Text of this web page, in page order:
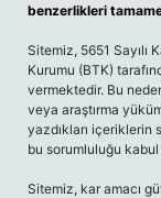
benzerlikleri
Sitemiz, 5651 Sayılı
Kurumu (BTK)
vermektedir. Bu
veya araştırma
yazdıkları içeriklerin
bu sorumluluğu kabul
Sitemiz, kar amacı